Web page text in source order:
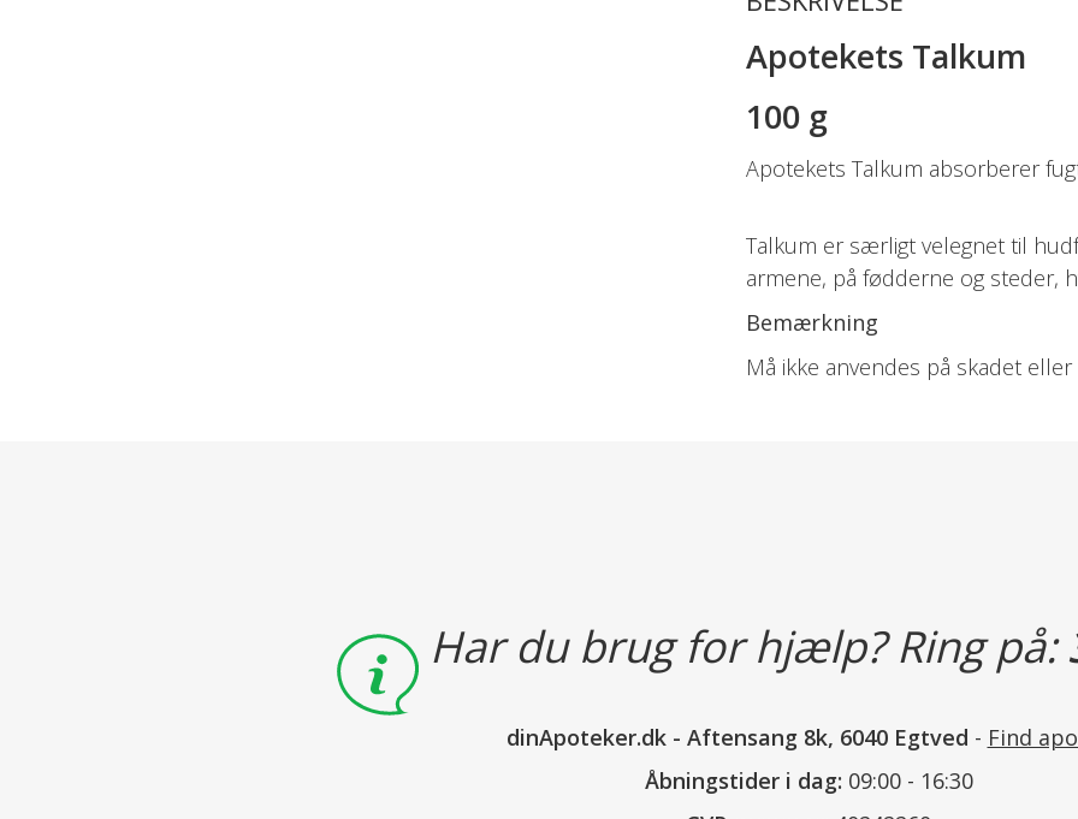
Apotekets Talkum
100 g
Apotekets Talkum absorberer
Talkum er særligt velegnet til
armene, på fødderne og steder,
Bemærkning
Må ikke anvendes på skadet
Anvendes produktet til et barn,
mund.
Kan også anvendes til pudring af
de klæber sammen under
Har du brug for hjælp? Ring på:
dinApoteker.dk- Aftensang 8k, 6040 Egtved - Find
Åbningstider i dag: 09:00 - 16:30